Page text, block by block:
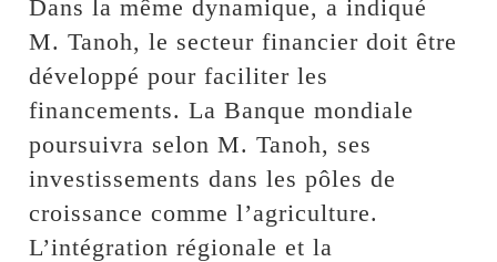
Dans la même dynamique, a indiqué
M. Tanoh, le secteur financier doit être
développé pour faciliter les
financements. La Banque mondiale
poursuivra selon M. Tanoh, ses
investissements dans les pôles de
croissance comme l’agriculture.
L’intégration régionale et la